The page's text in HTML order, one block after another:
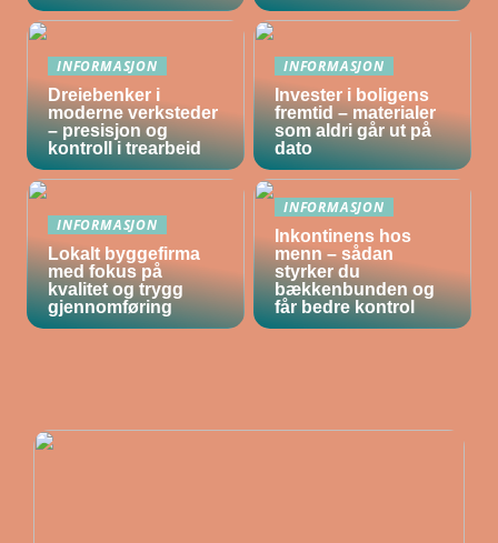
INFORMASJON
Dreiebenker i
moderne verksteder
– presisjon og
kontroll i trearbeid
INFORMASJON
Invester i boligens
fremtid – materialer
som aldri går ut på
dato
INFORMASJON
Lokalt byggefirma
med fokus på
kvalitet og trygg
gjennomføring
INFORMASJON
Inkontinens hos
menn – sådan
styrker du
bækkenbunden og
får bedre kontrol